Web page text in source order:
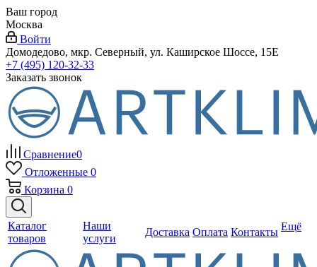
Ваш город
Москва
Войти
Домодедово, мкр. Северный, ул. Каширское Шоссе, 15Е
+7 (495) 120-32-33
Заказать звонок
Сравнение0
Отложенные 0
Корзина 0
Каталог
товаров
Наши
услуги
Доставка Оплата Контакты Ещё